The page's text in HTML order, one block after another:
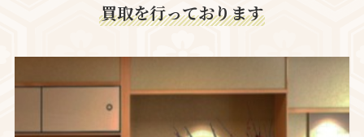
買取を行っております